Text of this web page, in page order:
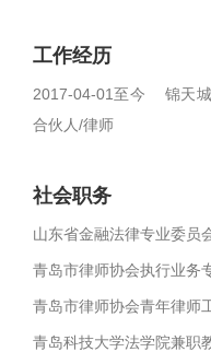
工作经历
2017-04-01至今 锦天
合伙人/律师
社会职务
山东省金融法律专业委员
青岛市律师协会执行业务
青岛市律师协会青年律师
青岛科技大学法学院兼职